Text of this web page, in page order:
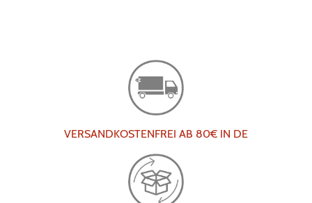
VERSANDKOSTENFREI AB 80€ IN DE